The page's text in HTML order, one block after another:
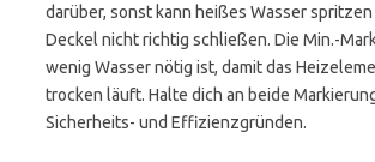
darüber, sonst kann heißes Wasser
Deckel nicht richtig schließen. Die Min.-
wenig Wasser nötig ist, damit das
trocken läuft. Halte dich an beide
Sicherheits- und Effizienzgründen.